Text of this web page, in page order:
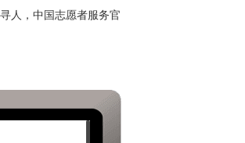
人，中国志愿者服务官